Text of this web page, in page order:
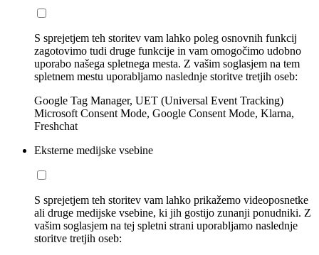
S sprejetjem teh storitev vam lahko poleg osnovnih funkcij
zagotovimo tudi druge funkcije in vam omogočimo udobno
uporabo našega spletnega mesta. Z vašim soglasjem na tem
spletnem mestu uporabljamo naslednje storitve tretjih oseb:
Google Tag Manager, UET (Universal Event Tracking)
Microsoft Consent Mode, Google Consent Mode, Klarna,
Freshchat
Eksterne medijske vsebine
S sprejetjem teh storitev vam lahko prikažemo videoposnetke
ali druge medijske vsebine, ki jih gostijo zunanji ponudniki. Z
vašim soglasjem na tej spletni strani uporabljamo naslednje
storitve tretjih oseb: